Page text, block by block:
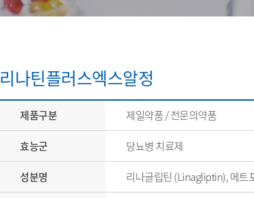
리나틴플러스엑스알정
제품구분 제일약품 / 전문의약품
효능군 당뇨병 치료제
성분명 리나글립틴 (Linagliptin), 메